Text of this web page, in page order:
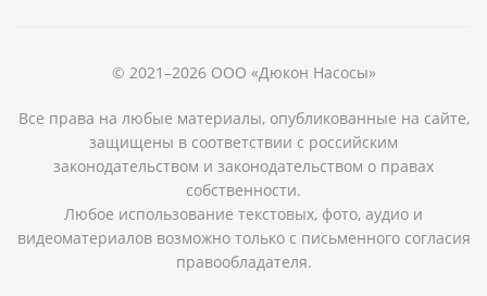
© 2021–2026 ООО «Дюкон Насосы»
Все права на любые материалы, опубликованные на сайте,
защищены в соответствии с российским
законодательством и законодательством о правах
собственности.
Любое использование текстовых, фото, аудио и
видеоматериалов возможно только с письменного согласия
правообладателя.